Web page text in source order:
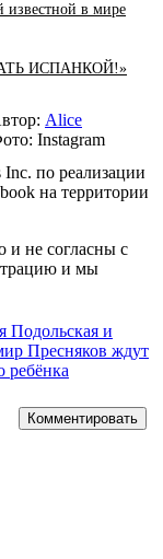
известной в мире
ИСПАНКОЙ!»
Alice
Instagram
Inc. по реализации
на территории
и не согласны с
и мы
Подольская и
Пресняков ждут
ребёнка
Комментировать